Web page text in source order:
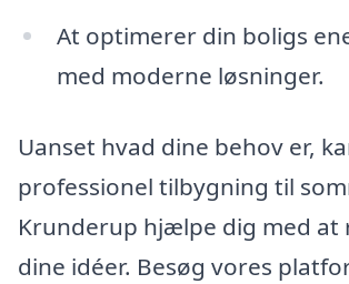
At optimerer din boligs
med moderne løsninger.
Uanset hvad dine behov er,
professionel tilbygning til
Krunderup hjælpe dig med at
dine idéer. Besøg vores